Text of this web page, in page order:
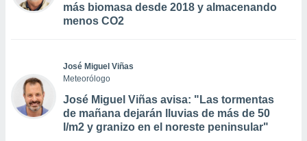
más biomasa desde 2018 y almacenando
menos CO2
José Miguel Viñas
Meteorólogo
José Miguel Viñas avisa: "Las tormentas
de mañana dejarán lluvias de más de 50
l/m2 y granizo en el noreste peninsular"